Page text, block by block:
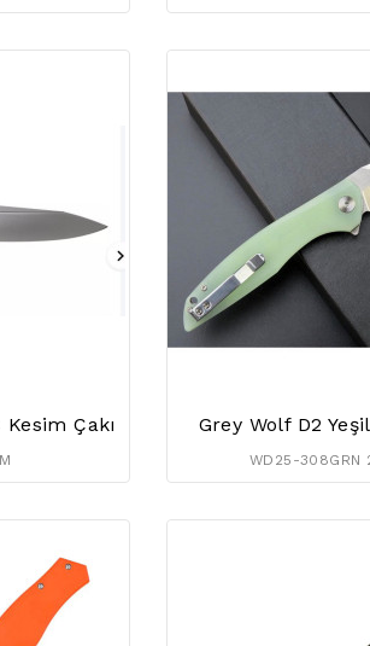
Çakı Grey Wolf D2 Yeşil
WD25-308GRN